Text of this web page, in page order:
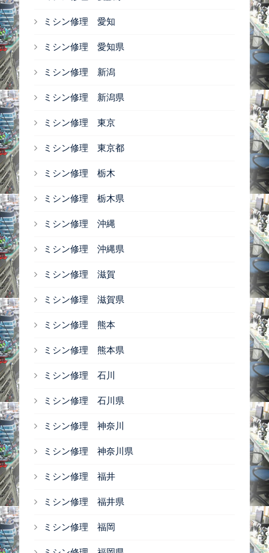
ミシン修理 愛知
ミシン修理 愛知県
ミシン修理 新潟
ミシン修理 新潟県
ミシン修理 東京
ミシン修理 東京都
ミシン修理 栃木
ミシン修理 栃木県
ミシン修理 沖縄
ミシン修理 沖縄県
ミシン修理 滋賀
ミシン修理 滋賀県
ミシン修理 熊本
ミシン修理 熊本県
ミシン修理 石川
ミシン修理 石川県
ミシン修理 神奈川
ミシン修理 神奈川県
ミシン修理 福井
ミシン修理 福井県
ミシン修理 福岡